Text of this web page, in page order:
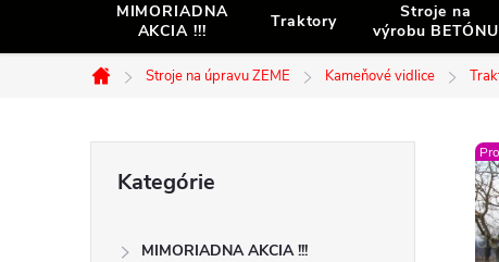
MIMORIADNA
AKCIA !!!
Traktory
Stroje na
výrobu BETÓNU
Domov
Stroje na úpravu ZEME Kameňové vidlice
kategórie
Kategórie
MIMORIADNA AKCIA !!!